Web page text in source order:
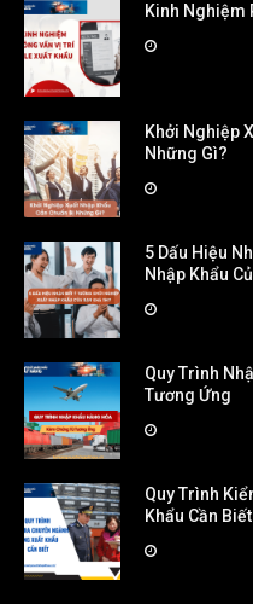
Kinh Nghiệm
Khởi Nghiệp
Những Gì?
5 Dấu Hiệu
Nhập Khẩu
Quy Trình
Tương Ứng
Quy Trình
Khẩu Cần Biết